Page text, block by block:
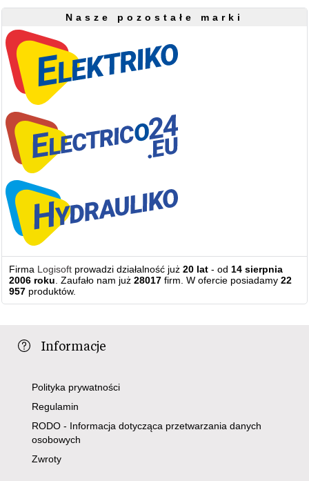
Nasze pozostałe marki
Firma Logisoft prowadzi działalność już20 lat - od14 sierpnia
2006 roku. Zaufało nam już28017 firm. W ofercie posiadamy22
957 produktów.
Informacje
Polityka prywatności
Regulamin
RODO - Informacja dotycząca przetwarzania danych
osobowych
Zwroty